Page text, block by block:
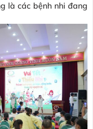
là các bệnh nhi đang